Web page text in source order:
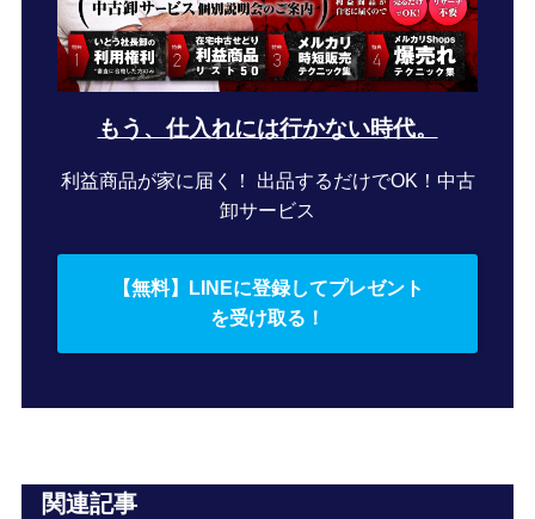
もう、仕入れには行かない時代。
利益商品が家に届く！ 出品するだけでOK！中古
卸サービス
【無料】LINEに登録してプレゼント
を受け取る！
関連記事